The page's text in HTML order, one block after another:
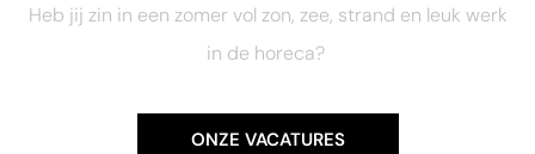
Heb jij zin in een zomer vol zon, zee, strand en leuk werk
in de horeca?
ONZE VACATURES